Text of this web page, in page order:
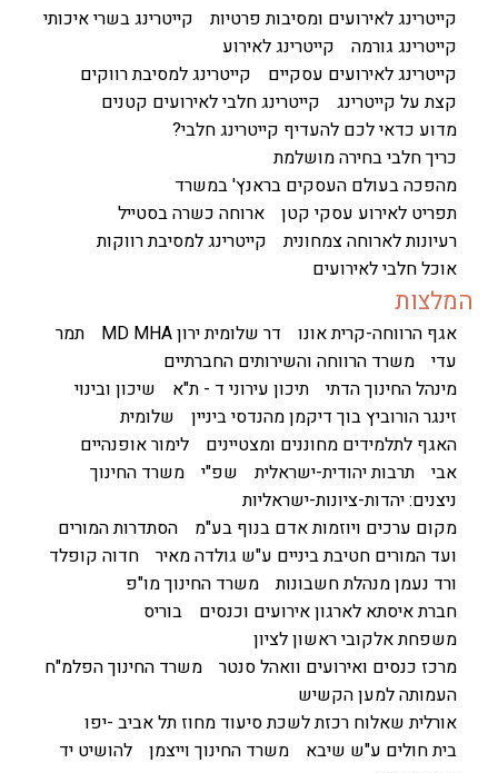
קייטרינג לאירועים ומסיבות פרטיות
קייטרינג בשרי איכותי
קייטרינג גורמה
קייטרינג לאירוע
קייטרינג לאירועים עסקיים
קייטרינג למסיבת רווקים
קצת על קייטרינג
קייטרינג חלבי לאירועים קטנים
מדוע כדאי לכם להעדיף קייטרינג חלבי?
כריך חלבי בחירה מושלמת
מהפכה בעולם העסקים בראנץ' במשרד
תפריט לאירוע עסקי קטן
ארוחה כשרה בסטייל
רעיונות לארוחה צמחונית
קייטרינג למסיבת רווקות
אוכל חלבי לאירועים
המלצות
אגף הרווחה-קרית אונו דר שלומית ירון MD MHA
תמר
עדי
משרד הרווחה והשירותים החברתיים
מינהל החינוך הדתי
תיכון עירוני ד - ת"א
שיכון ובינוי
זינגר הורוביץ בוך דיקמן מהנדסי ביניין
שלומית
האגף לתלמידים מחוננים ומצטיינים
לימור אופנהיים
אבי
תרבות יהודית-ישראלית שפ"י
משרד החינוך
ניצנים: יהדות-ציונות-ישראליות
מקום ערכים ויוזמות אדם בנוף בע"מ
הסתדרות המורים
ועד המורים חטיבת ביניים ע"ש גולדה מאיר
חדוה קופלד
ורד נעמן מנהלת חשבונות
משרד החינוך מו"פ
חברת איסתא לארגון אירועים וכנסים
בוריס
משפחת אלקובי ראשון לציון
מרכז כנסים ואירועים וואהל סנטר
משרד החינוך הפלמ"ח
העמותה למען הקשיש
אורלית שאלוח רכזת לשכת סיעוד מחוז תל אביב -יפו
בית חולים ע"ש שיבא
משרד החינוך וייצמן
להושיט יד